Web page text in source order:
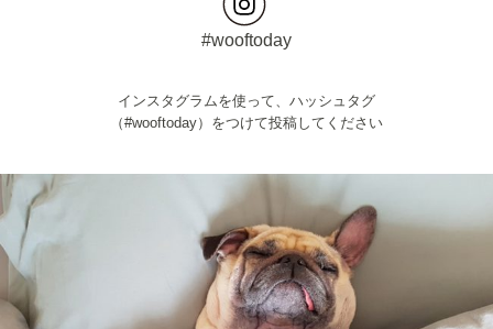
#wooftoday
インスタグラムを使って、ハッシュタグ
（#wooftoday）をつけて投稿してください